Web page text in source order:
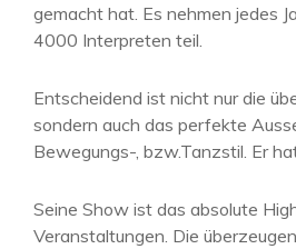
gemacht hat. Es nehmen jedes
4000 Interpreten teil.
Entscheidend ist nicht nur die
sondern auch das perfekte
Bewegungs-, bzw.Tanzstil. Er
Seine Show ist das absolute
Veranstaltungen. Die